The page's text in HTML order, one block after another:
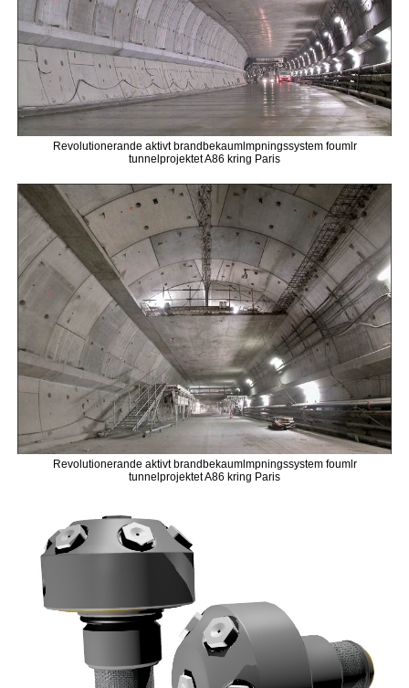
Revolutionerande aktivt brandbekaumlmpningssystem foumlr
tunnelprojektet A86 kring Paris
Revolutionerande aktivt brandbekaumlmpningssystem foumlr
tunnelprojektet A86 kring Paris